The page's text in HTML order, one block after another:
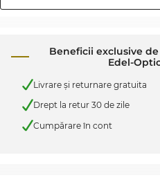
Beneficii exclusive
Edel-
Livrare şi returnare gratuita
Drept la retur 30 de zile
Cumpărare în cont